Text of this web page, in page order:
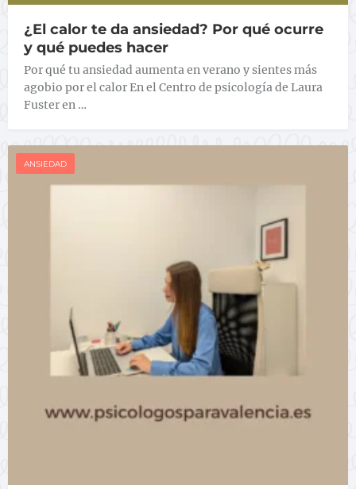
¿El calor te da ansiedad? Por qué ocurre
y qué puedes hacer
Por qué tu ansiedad aumenta en verano y sientes más
agobio por el calor En el Centro de psicología de Laura
Fuster en …
ANSIEDAD